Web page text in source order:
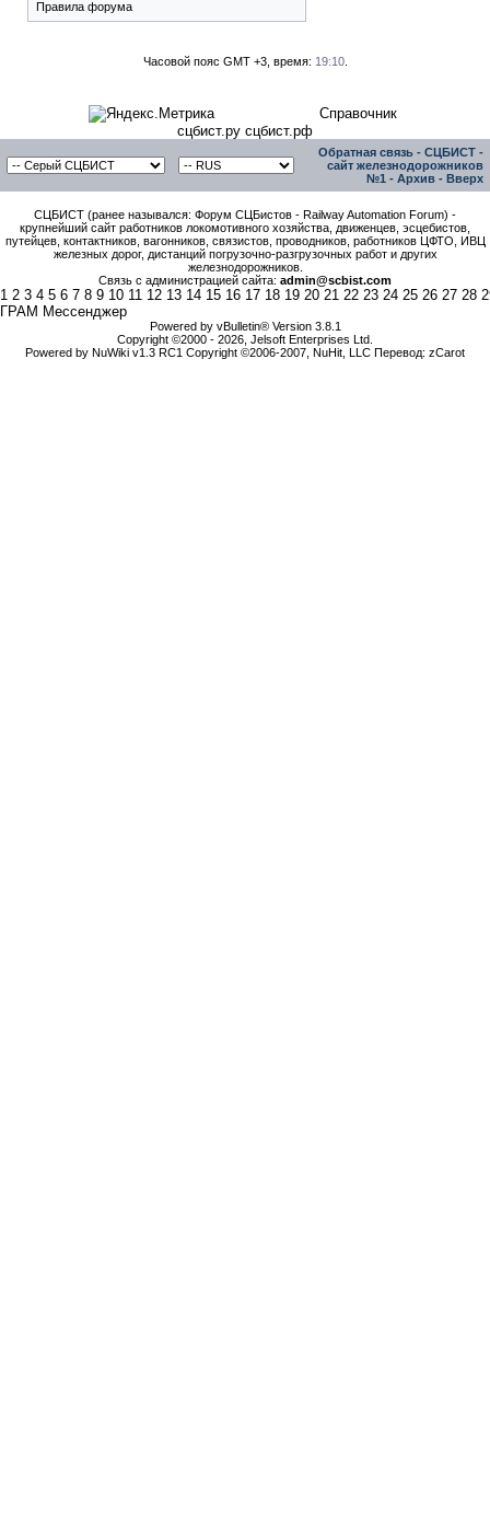
Правила форума
Часовой пояс GMT +3, время: 19:10.
Справочник
сцбист.ру сцбист.рф
Обратная связь - СЦБИСТ -
сайт железнодорожников
№1 - Архив - Вверх
СЦБИСТ (ранее назывался: Форум СЦБистов - Railway Automation Forum) -
крупнейший сайт работников локомотивного хозяйства, движенцев, эсцебистов,
путейцев, контактников, вагонников, связистов, проводников, работников ЦФТО, ИВЦ
железных дорог, дистанций погрузочно-разгрузочных работ и других
железнодорожников.
Связь с администрацией сайта: admin@scbist.com
1 2 3 4 5 6 7 8 9 10 11 12 13 14 15 16 17 18 19 20 21 22 23 24 25 26 27 28
ГРАМ Мессенджер
Powered by vBulletin® Version 3.8.1
Copyright ©2000 - 2026, Jelsoft Enterprises Ltd.
Powered by NuWiki v1.3 RC1 Copyright ©2006-2007, NuHit, LLC Перевод: zCarot